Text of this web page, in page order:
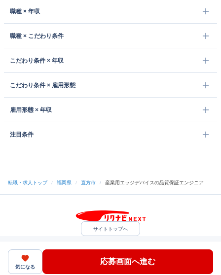
職種 × 年収
職種 × こだわり条件
こだわり条件 × 年収
こだわり条件 × 雇用形態
雇用形態 × 年収
注目条件
転職・求人トップ / 福岡県 / 直方市 / 産業用エッジデバイスの品質保証エンジニア
気になる
応募画面へ進む
サイトトップへ
中途採用をご検討の企業様
ヘルプ・お問い合わせ
（C）Indeed Inc.